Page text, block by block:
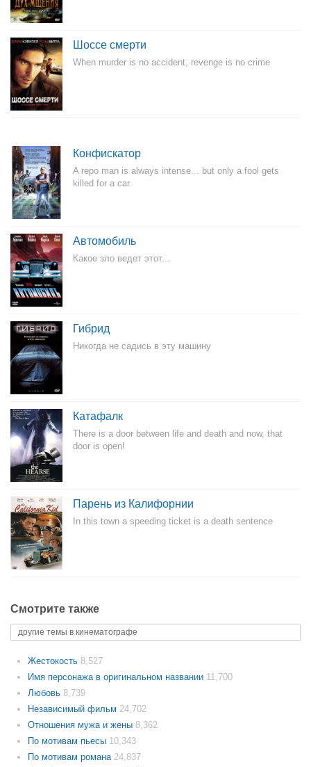
Шоссе смерти
When murder is no accident, revenge is no crime
Конфискатор
A repo man is always intense... but only a fool gets
killed for a car.
Автомобиль
Какое зло ведет этот...
Гибрид
Никогда не садись в эту машину
Катафалк
There is a door between life and death and now, that
door is open!
Парень из Калифорнии
In this town a speeding ticket is a death sentence
Смотрите также
другие темы в кинематографе
Жестокость 8,527
Имя персонажа в оригинальном названии 11,700
Любовь 8,739
Независимый фильм 24,702
Отношения мужа и жены 8,362
По мотивам пьесы 10,343
По мотивам романа 24,837